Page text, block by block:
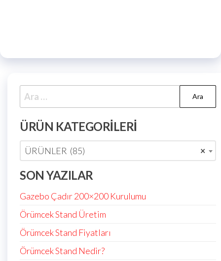
ÜRÜN KATEGORILERI
×
ÜRÜNLER (85)
SON YAZILAR
Gazebo Çadır 200×200 Kurulumu
Örümcek Stand Üretim
Örümcek Stand Fiyatları
Örümcek Stand Nedir?